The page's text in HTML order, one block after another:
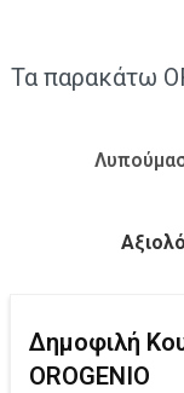
Τα παρακάτω
Δημοφιλή
OROGENIO